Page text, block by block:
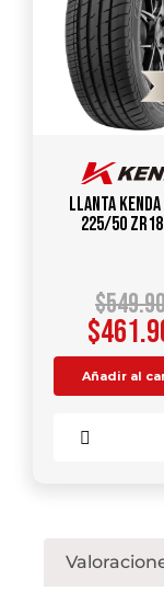
Llanta KENDA
225/50
$
$
Añadir al